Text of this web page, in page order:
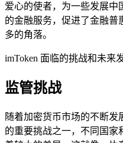
爱心的使者，为一些发展中
的金融服务，促进了金融普
多的角落。
imToken 面临的挑战和未来
监管挑战
随着加密货币市场的不断
的重要挑战之一，不同国家